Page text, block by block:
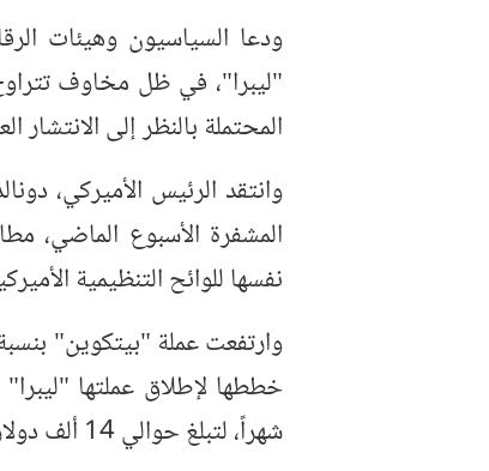
ودعا السياسيون وهيئات
"ليبرا"، في ظل مخاوف
المحتملة بالنظر إلى
وانتقد الرئيس الأميركي،
المشفرة الأسبوع الماضي،
نفسها للوائح التنظيمية
شهراً، لتبلغ حوالي 14 ألف دولار.